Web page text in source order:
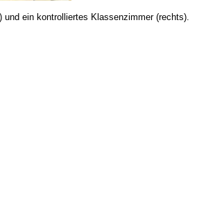
ein kontrolliertes Klassenzimmer (rechts).